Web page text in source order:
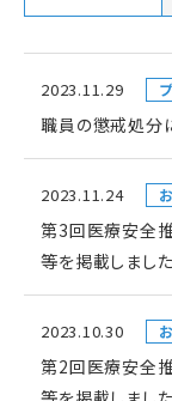
2023.11.29
職員の懲戒処分
2023.11.24
第3回医療安全
等を掲載しました
2023.10.30
第2回医療安全